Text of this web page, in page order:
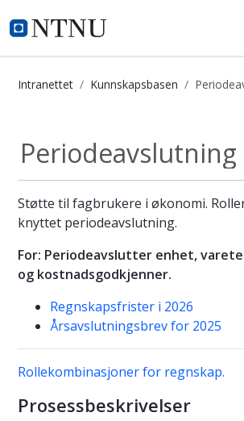
i.ntnu.no
Intranettet Kunnskapsbasen
Periodeavslutning
Støtte til fagbrukere i økonomi.
knyttet periodeavslutning.
For: Periodeavslutter enhet,
og kostnadsgodkjenner.
Regnskapsfrister i 2026
Årsavslutningsbrev for 2025
Rollekombinasjoner for regnskap.
Prosessbeskrivelser